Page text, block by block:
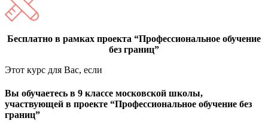
Бесплатно в рамках проекта “Профессиональное обучение
без границ”
Этот курс для Вас, если
Вы обучаетесь в 9 классе московской школы,
участвующей в проекте “Профессиональное обучение без
границ”